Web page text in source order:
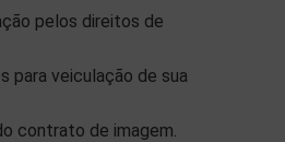
pelos direitos de
para veiculação de sua
contrato de imagem.